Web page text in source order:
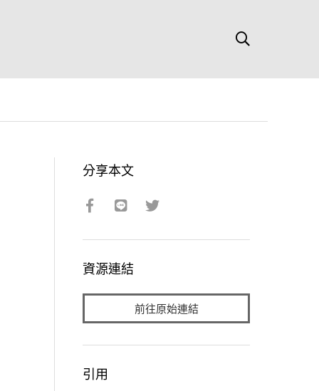
分享本文
資源連結
前往原始連結
引用